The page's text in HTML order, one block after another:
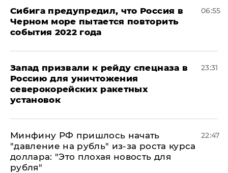
Сибига предупредил, что Россия в
Черном море пытается повторить
события 2022 года
06:55
Запад призвали к рейду спецназа в
Россию для уничтожения
северокорейских ракетных
установок
23:31
Минфину РФ пришлось начать
"давление на рубль" из-за роста курса
доллара: "Это плохая новость для
рубля"
22:47